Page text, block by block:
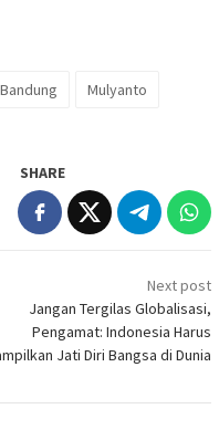
Mulyanto
SHARE
Next post
Jangan Tergilas Globalisasi,
Pengamat: Indonesia Harus
Jati Diri Bangsa di Dunia